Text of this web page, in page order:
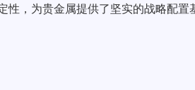
，为贵金属提供了坚实的战略配置